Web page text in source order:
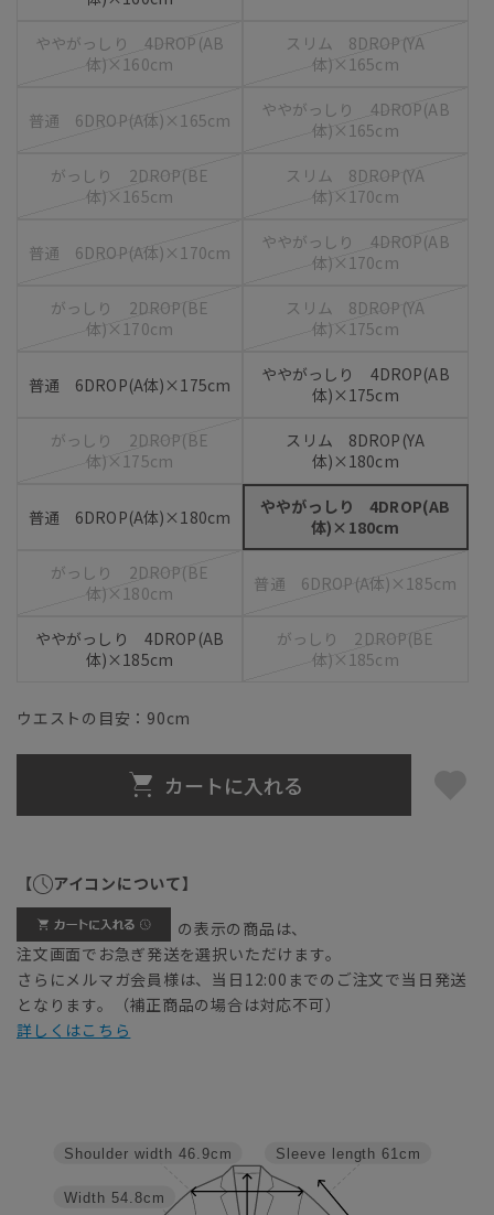
ややがっしり 4DROP(AB
体)×160cm
スリム 8DROP(YA
体)×165cm
普通 6DROP(A体)×165cm
ややがっしり 4DROP(AB
体)×165cm
がっしり 2DROP(BE
体)×165cm
スリム 8DROP(YA
体)×170cm
普通 6DROP(A体)×170cm
ややがっしり 4DROP(AB
体)×170cm
がっしり 2DROP(BE
体)×170cm
スリム 8DROP(YA
体)×175cm
普通 6DROP(A体)×175cm
ややがっしり 4DROP(AB
体)×175cm
がっしり 2DROP(BE
体)×175cm
スリム 8DROP(YA
体)×180cm
普通 6DROP(A体)×180cm
ややがっしり 4DROP(AB
体)×180cm
がっしり 2DROP(BE
体)×180cm
普通 6DROP(A体)×185cm
ややがっしり 4DROP(AB
体)×185cm
がっしり 2DROP(BE
体)×185cm
ウエストの目安： 90cm
カートに入れる
【 アイコンについて】
の表示の商品は、
注文画面でお急ぎ発送を選択いただけます。
さらにメルマガ会員様は、当日12:00までのご注文で当日発送
となります。（補正商品の場合は対応不可）
詳しくはこちら
Sleeve length 61cm
Width 54.8cm
Shoulder width 46.9cm